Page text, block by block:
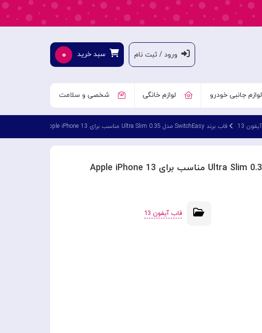
ورود / ثبت نام سبد خرید ۰
لوازم جانبی خودرو لوازم خانگی شخصی و سلامت
13 قاب برند SwitchEasy مدل 0.35 Ultra Slim مناسب برای Apple iPhone 13
قاب آیفون 13